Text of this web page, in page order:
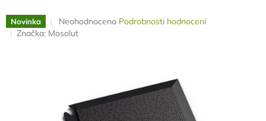
Novinka
Průměrné
hodnocení
hvězdiček.
Neohodnoceno Podrobnosti hodnocení
Značka: Mosolut